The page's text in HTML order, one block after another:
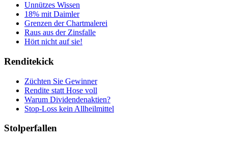
Unnützes Wissen
18% mit Daimler
Grenzen der Chartmalerei
Raus aus der Zinsfalle
Hört nicht auf sie!
Renditekick
Züchten Sie Gewinner
Rendite statt Hose voll
Warum Dividendenaktien?
Stop-Loss kein Allheilmittel
Stolperfallen